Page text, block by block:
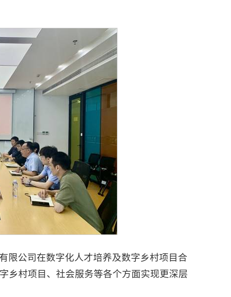
限公司在数字化人才培养及数字乡村项目合
乡村项目、社会服务等各个方面实现更深层